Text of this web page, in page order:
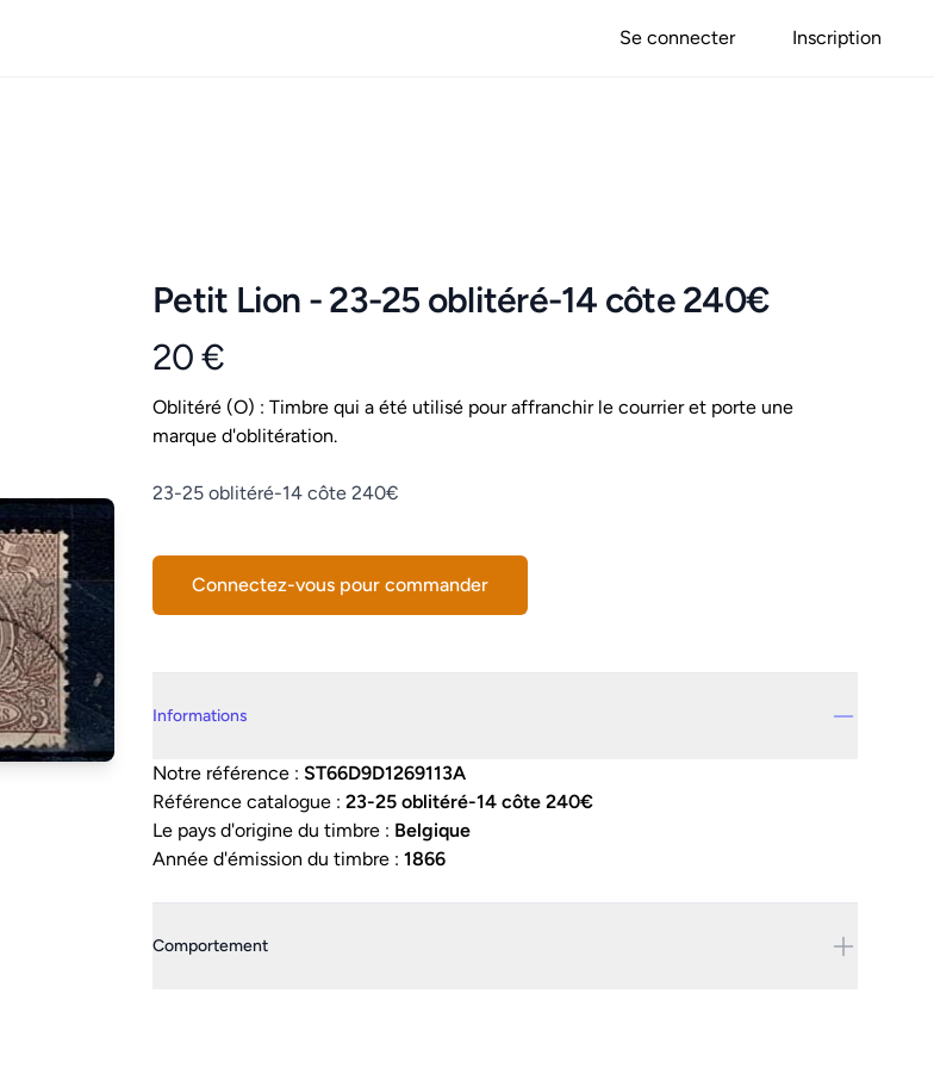
Se connecter Inscription
Petit Lion - 23-25 oblitéré-14 côte 240€
Product information
20 €
Conditions
Oblitéré (O) : Timbre qui a été utilisé pour affranchir le courrier et porte une
marque d'oblitération.
Description
23-25 oblitéré-14 côte 240€
Connectez-vous pour commander
Informations
Notre référence : ST66D9D1269113A
Référence catalogue : 23-25 oblitéré-14 côte 240€
Le pays d'origine du timbre : Belgique
Année d'émission du timbre : 1866
Comportement